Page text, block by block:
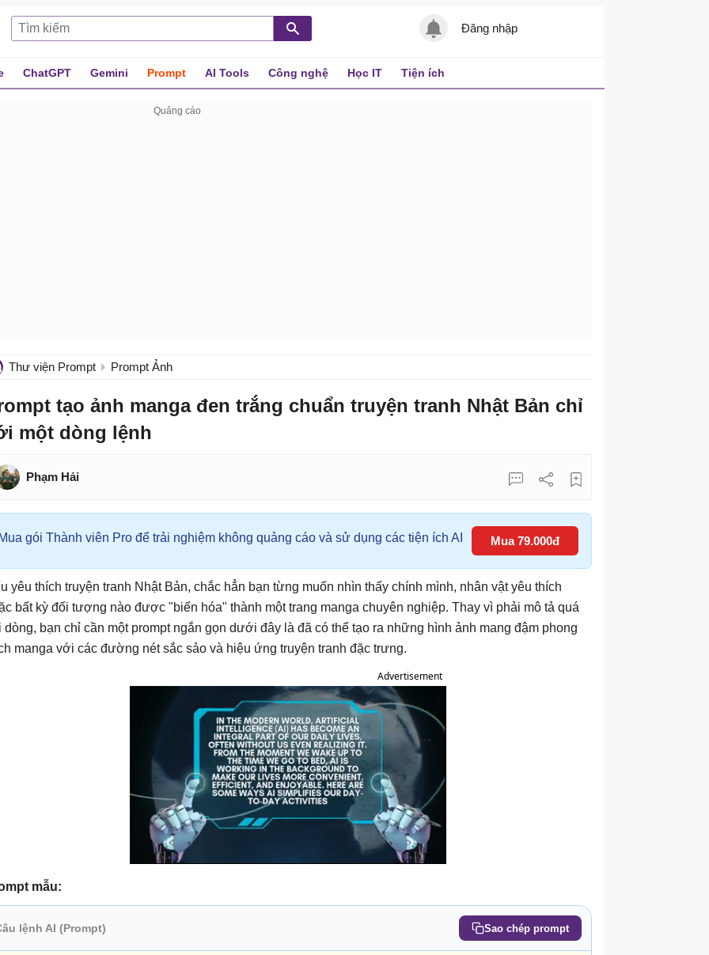
Đăng nhập
ChatGPT Gemini Prompt AI Tools Công nghệ Học IT Tiện ích
Thư viện Prompt Prompt Ảnh
tạo ảnh manga đen trắng chuẩn truyện tranh Nhật Bản chỉ
một dòng lệnh
Phạm Hải
gói Thành viên Pro để trải nghiệm không quảng cáo và sử dụng các tiện ích AI Mua 79.000đ
yêu thích truyện tranh Nhật Bản, chắc hẳn bạn từng muốn nhìn thấy chính mình, nhân vật yêu thích
bất kỳ đối tượng nào được "biến hóa" thành một trang manga chuyên nghiệp. Thay vì phải mô tả quá
dòng, bạn chỉ cần một prompt ngắn gọn dưới đây là đã có thể tạo ra những hình ảnh mang đậm phong
manga với các đường nét sắc sảo và hiệu ứng truyện tranh đặc trưng.
Advertisement
mẫu:
lệnh AI (Prompt) Sao chép prompt